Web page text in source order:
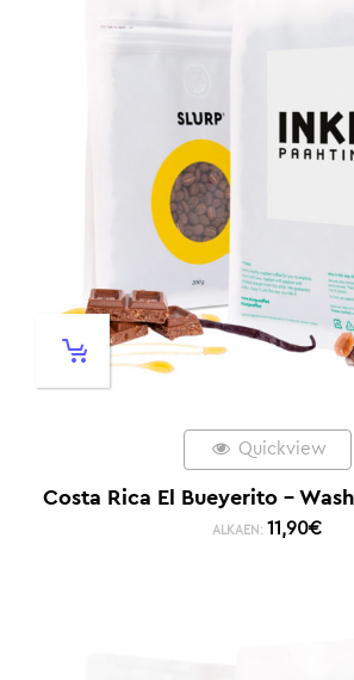
Quickview
Costa Rica El Bueyerito –
ALKAEN: 11,90€